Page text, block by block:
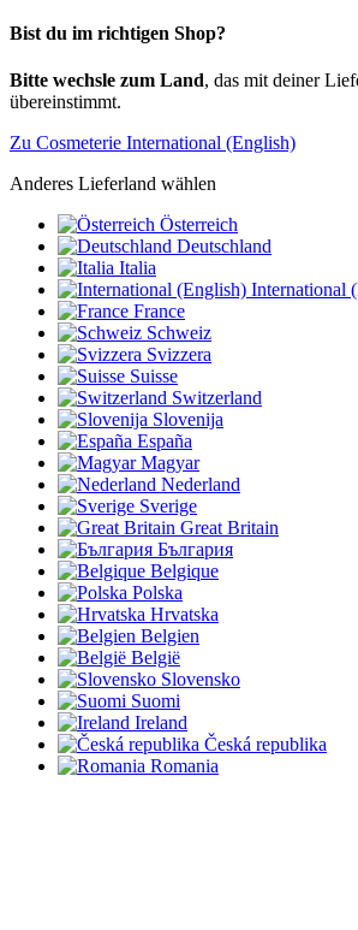
Bist du im richtigen Shop?
Bitte wechsle zum Land, das mit deiner
übereinstimmt.
Zu Cosmeterie International (English)
Anderes Lieferland wählen
Österreich
Deutschland
Italia
International
France
Schweiz
Svizzera
Suisse
Switzerland
Slovenija
España
Magyar
Nederland
Sverige
Great Britain
България
Belgique
Polska
Hrvatska
Belgien
België
Slovensko
Suomi
Ireland
Česká republika
Romania